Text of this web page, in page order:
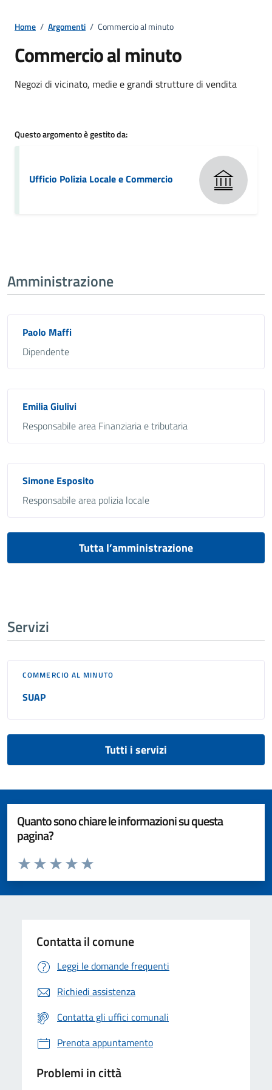
Home / Argomenti / Commercio al minuto
Commercio al minuto
Dettagli della notizia
Negozi di vicinato, medie e grandi strutture di vendita
Questo argomento è gestito da:
Ufficio Polizia Locale e Commercio
Amministrazione
Paolo Maffi
Dipendente
Emilia Giulivi
Responsabile area Finanziaria e tributaria
Simone Esposito
Responsabile area polizia locale
Tutta l’amministrazione
Servizi
COMMERCIO AL MINUTO
SUAP
Tutti i servizi
Quanto sono chiare le informazioni su questa
pagina?
Valuta da 1 a 5 stelle la pagina
Valuta 5 stelle su 5
Valuta 4 stelle su 5
Valuta 3 stelle su 5
Valuta 2 stelle su 5
Valuta 1 stelle su 5
Contatta il comune
Leggi le domande frequenti
Richiedi assistenza
Contatta gli uffici comunali
Prenota appuntamento
Problemi in città